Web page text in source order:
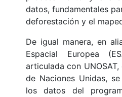
datos, fundamentales
deforestación y el
De igual manera, en
Espacial Europea
articulada con
de Naciones Unidas,
los datos del